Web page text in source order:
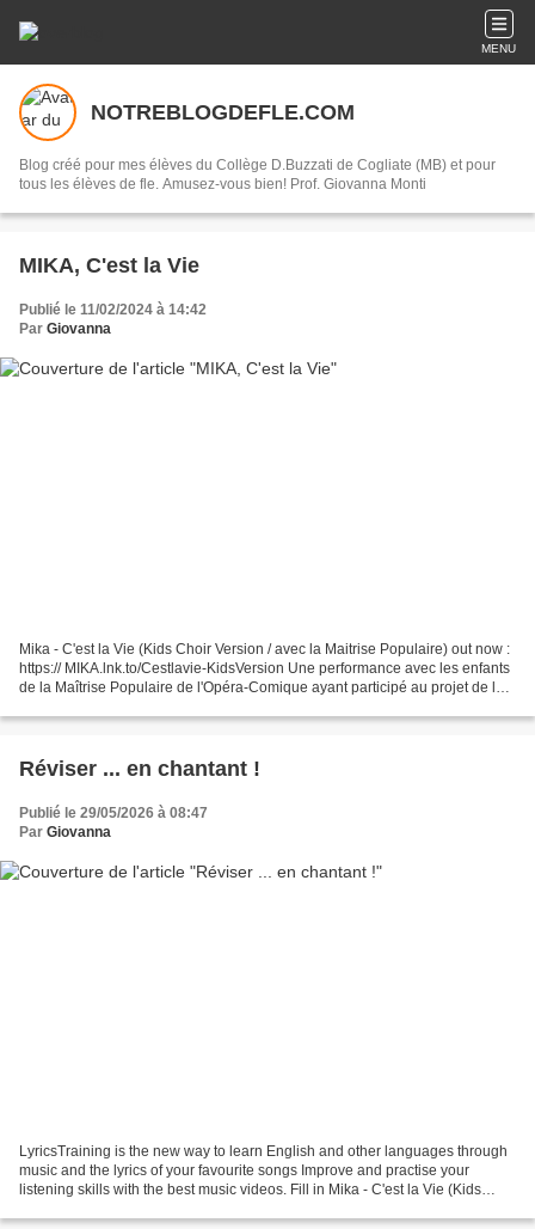
MENU
NOTREBLOGDEFLE.COM
Blog créé pour mes élèves du Collège D.Buzzati de Cogliate (MB) et pour
tous les élèves de fle. Amusez-vous bien! Prof. Giovanna Monti
MIKA, C'est la Vie
Publié le 11/02/2024 à 14:42
Par Giovanna
Mika - C'est la Vie (Kids Choir Version / avec la Maitrise Populaire) out now :
https:// MIKA.lnk.to/Cestlavie-KidsVersion Une performance avec les enfants
de la Maîtrise Populaire de l'Opéra-Comique ayant participé au projet de la "
Réviser ... en chantant !
Publié le 29/05/2026 à 08:47
Par Giovanna
LyricsTraining is the new way to learn English and other languages through
music and the lyrics of your favourite songs Improve and practise your
listening skills with the best music videos. Fill in Mika - C'est la Vie (Kids